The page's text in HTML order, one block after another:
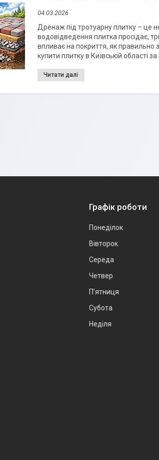
04.03.2026
Дренаж під тротуарну плитку – це
водовідведення плитка просідає,
впливає на покриття, як правильно
купити плитку в Київській області
Графік роботи
Понеділок
Вівторок
Середа
Четвер
Пʼятниця
Субота
Неділя